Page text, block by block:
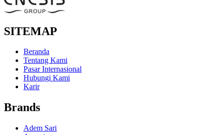
SITEMAP
Beranda
Tentang Kami
Pasar Internasional
Hubungi Kami
Karir
Brands
Adem Sari